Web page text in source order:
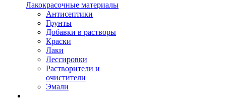
Лакокрасочные материалы
Антисептики
Грунты
Добавки в растворы
Краски
Лаки
Лессировки
Растворители и
очистители
Эмали